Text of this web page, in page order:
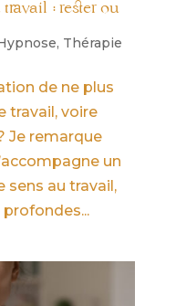
travail : rester ou
, Thérapie
de ne plus
travail, voire
Je remarque
un
au travail,